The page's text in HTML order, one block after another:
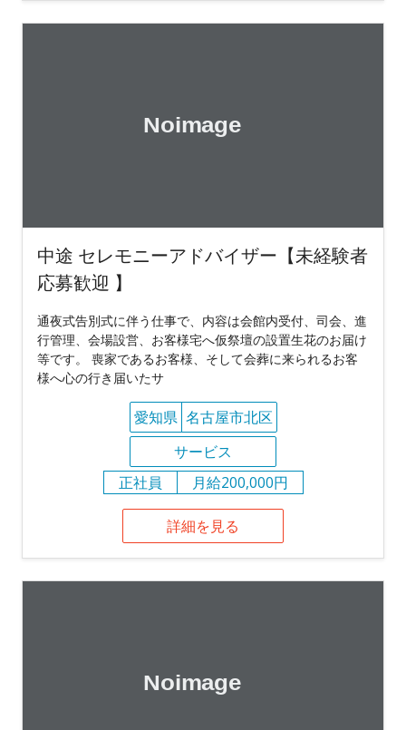
中途 セレモニーアドバイザー【未経験者
応募歓迎 】
通夜式告別式に伴う仕事で、内容は会館内受付、司会、進
行管理、会場設営、お客様宅へ仮祭壇の設置生花のお届け
等です。 喪家であるお客様、そして会葬に来られるお客
様へ心の行き届いたサ
愛知県 名古屋市北区
サービス
正社員
月給200,000円
詳細を見る